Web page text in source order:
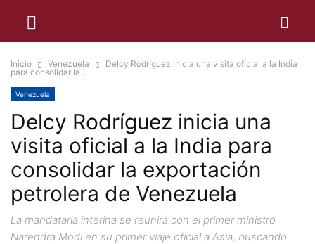
Inicio Venezuela
Delcy Rodríguez inicia una visita oficial a la India
para consolidar la...
Venezuela
Delcy Rodríguez inicia una
visita oficial a la India para
consolidar la exportación
petrolera de Venezuela
La mandataria interina se reunirá con el primer ministro
Narendra Modi en su primer viaje oficial a Asia, buscando